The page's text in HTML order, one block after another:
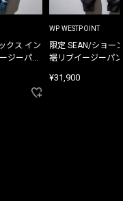
クス イン
ジーパン
WP WESTPOINT
限定 SEAN/ショー
裾リブイージーパ
¥31,900